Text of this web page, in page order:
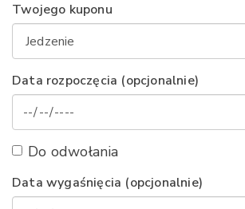
Twojego kuponu
Data rozpoczęcia (opcjonalnie)
Do odwołania
Data wygaśnięcia (opcjonalnie)